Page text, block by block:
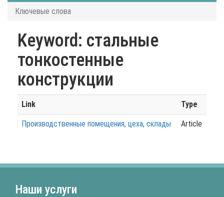
Ключевые слова
Keyword: стальные
тонкостенные
конструкции
Link Type
Производственные помещения, цеха, склады Article
Наши услуги